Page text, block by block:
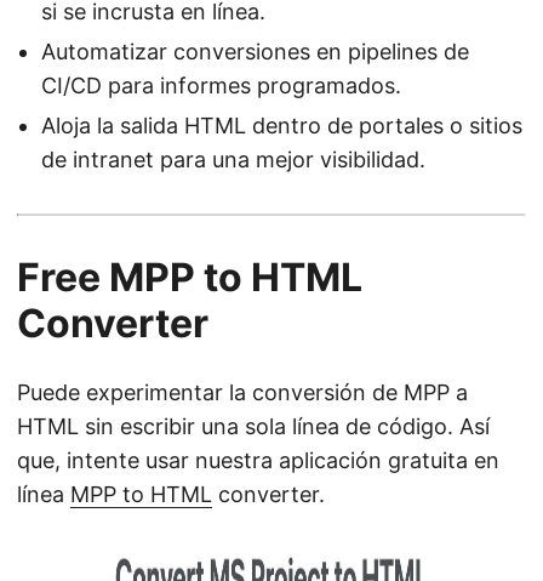
si se incrusta en línea.
Automatizar conversiones en pipelines de
CI/CD para informes programados.
Aloja la salida HTML dentro de portales o sitios
de intranet para una mejor visibilidad.
Free MPP to HTML
Converter
Puede experimentar la conversión de MPP a
HTML sin escribir una sola línea de código. Así
que, intente usar nuestra aplicación gratuita en
línea MPP to HTML converter.